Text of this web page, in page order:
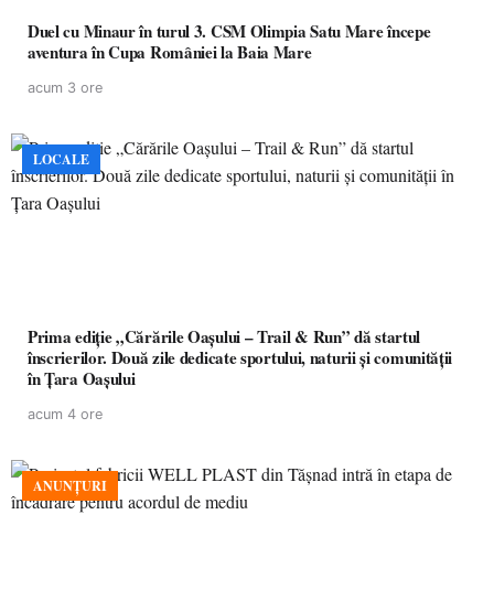
Duel cu Minaur în turul 3. CSM Olimpia Satu Mare începe
aventura în Cupa României la Baia Mare
acum 3 ore
LOCALE
Prima ediție „Cărările Oașului – Trail & Run” dă startul
înscrierilor. Două zile dedicate sportului, naturii și comunității
în Țara Oașului
acum 4 ore
ANUNȚURI